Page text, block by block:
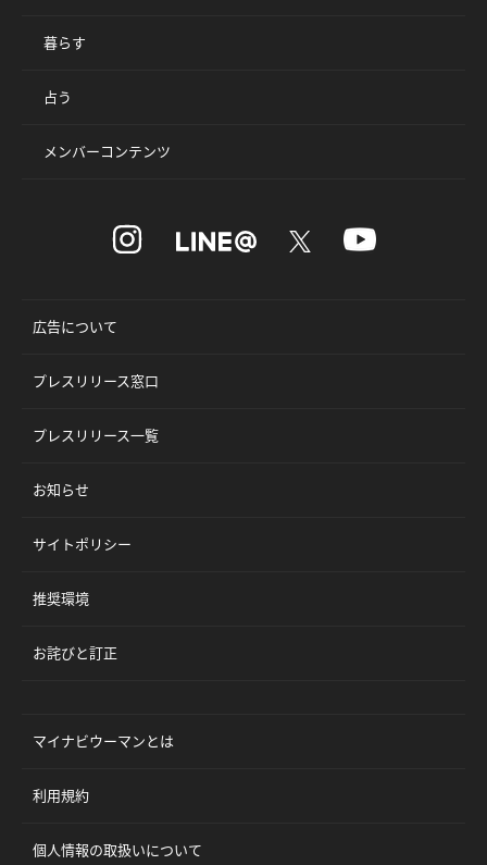
暮らす
占う
メンバーコンテンツ
広告について
プレスリリース窓口
プレスリリース一覧
お知らせ
サイトポリシー
推奨環境
お詫びと訂正
マイナビウーマンとは
利用規約
個人情報の取扱いについて